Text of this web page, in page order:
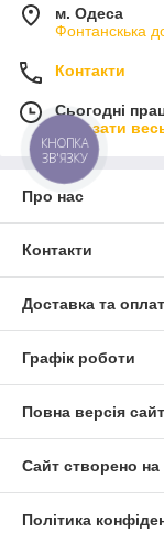
м. Одеса
Фонтанскька
Контакти
Сьогодні
Показати
Про нас
Контакти
Доставка та
Графік роботи
Повна версія
Сайт створено на
Політика
КНОПКА
ЗВ'ЯЗКУ